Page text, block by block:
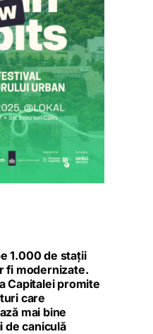
1.000 de stații
fi modernizate.
Capitalei promite
care
mai bine
de caniculă